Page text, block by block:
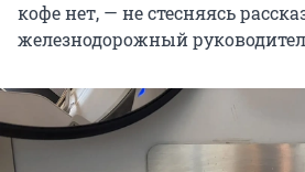
кофе нет, — не стесняясь
железнодорожный